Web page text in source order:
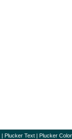
| Plucker Text | Plucker Color